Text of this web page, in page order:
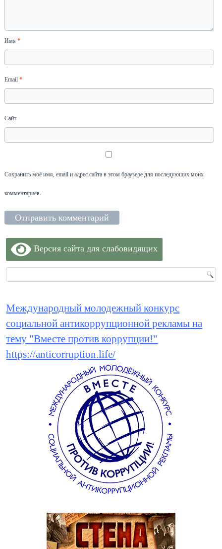
Имя*
Email*
Сайт
Сохранить моё имя, email и адрес сайта в этом браузере для последующих моих
комментариев.
Версия сайта для слабовидящих
Международный молодежный конкурс
социальной антикоррупционной рекламы на
тему "Вместе против коррупции!"
https://anticorruption.life/